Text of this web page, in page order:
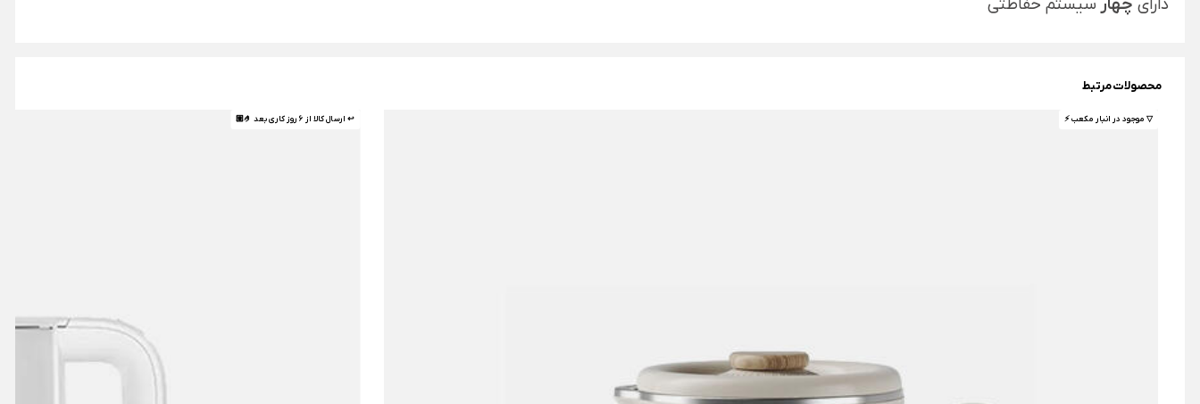
دارای چهار سیستم حفاظتی
محصولات مرتبط
▽ موجود در انبار مکعب ⚡️ ↩ ارسال کالا از 6 روز کاری بعد 🤌🏼